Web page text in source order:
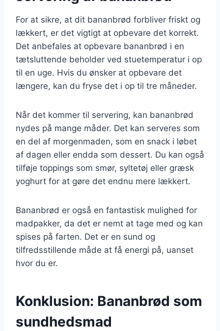
For at sikre, at dit bananbrød forbliver friskt og
lækkert, er det vigtigt at opbevare det korrekt.
Det anbefales at opbevare bananbrød i en
tætsluttende beholder ved stuetemperatur i op
til en uge. Hvis du ønsker at opbevare det
længere, kan du fryse det i op til tre måneder.
Når det kommer til servering, kan bananbrød
nydes på mange måder. Det kan serveres som
en del af morgenmaden, som en snack i løbet
af dagen eller endda som dessert. Du kan også
tilføje toppings som smør, syltetøj eller græsk
yoghurt for at gøre det endnu mere lækkert.
Bananbrød er også en fantastisk mulighed for
madpakker, da det er nemt at tage med og kan
spises på farten. Det er en sund og
tilfredsstillende måde at få energi på, uanset
hvor du er.
Konklusion: Bananbrød som
sundhedsmad